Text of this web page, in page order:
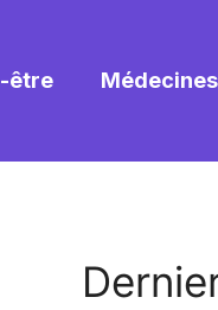
être